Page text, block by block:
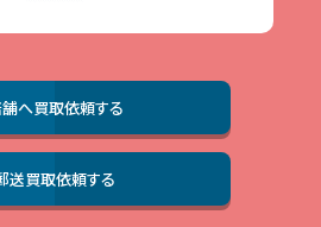
へ買取依頼する
送買取依頼する